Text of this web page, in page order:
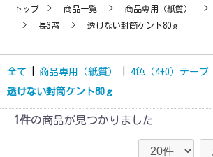
トップ > 商品一覧 > 商品専用（紙質） >
>
長3窓 > 透けない封筒ケント80ｇ
全て 商品専用（紙質） 4色（4+0）テープ
透けない封筒ケント80ｇ
1件の商品が見つかりました